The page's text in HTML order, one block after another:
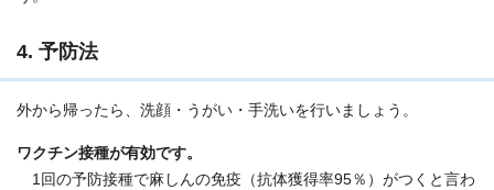
4. 予防法
外から帰ったら、洗顔・うがい・手洗いを行いましょう。
ワクチン接種が有効です。
1回の予防接種で麻しんの免疫（抗体獲得率95％）がつくと言わ